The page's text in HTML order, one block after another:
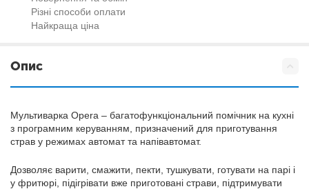
Різні способи оплати
Найкраща ціна
Опис
Мультиварка Opera – багатофункціональний помічник на кухні
з програмним керуванням, призначений для приготування
страв у режимах автомат та напівавтомат.
Дозволяє варити, смажити, пекти, тушкувати, готувати на парі і
у фритюрі, підігрівати вже приготовані страви, підтримувати